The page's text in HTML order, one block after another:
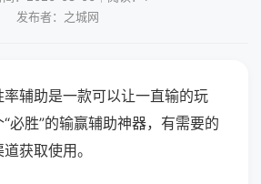
发布者：之城网
辅助是一款可以让一直输的玩
必胜”的输赢辅助神器，有需要的
获取使用。